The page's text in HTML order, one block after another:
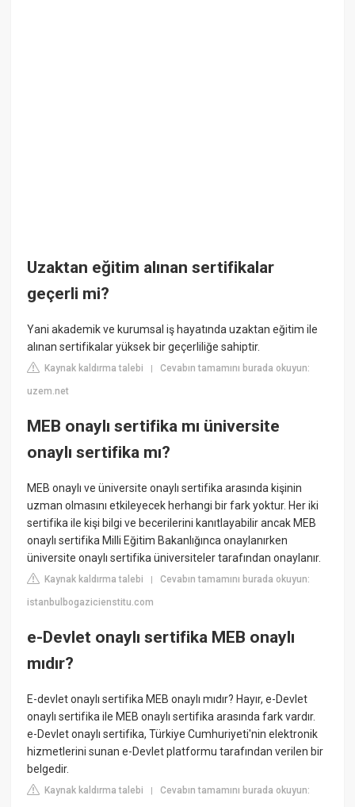
Uzaktan eğitim alınan sertifikalar
geçerli mi?
Yani akademik ve kurumsal iş hayatında uzaktan eğitim ile
alınan sertifikalar yüksek bir geçerliliğe sahiptir.
Kaynak kaldırma talebi |Cevabın tamamını burada okuyun:
uzem.net
MEB onaylı sertifika mı üniversite
onaylı sertifika mı?
MEB onaylı ve üniversite onaylı sertifika arasında kişinin
uzman olmasını etkileyecek herhangi bir fark yoktur. Her iki
sertifika ile kişi bilgi ve becerilerini kanıtlayabilir ancak MEB
onaylı sertifika Milli Eğitim Bakanlığınca onaylanırken
üniversite onaylı sertifika üniversiteler tarafından onaylanır.
Kaynak kaldırma talebi |Cevabın tamamını burada okuyun:
istanbulbogazicienstitu.com
e-Devlet onaylı sertifika MEB onaylı
mıdır?
E-devlet onaylı sertifika MEB onaylı mıdır? Hayır, e-Devlet
onaylı sertifika ile MEB onaylı sertifika arasında fark vardır.
e-Devlet onaylı sertifika, Türkiye Cumhuriyeti'nin elektronik
hizmetlerini sunan e-Devlet platformu tarafından verilen bir
belgedir.
Kaynak kaldırma talebi |Cevabın tamamını burada okuyun: